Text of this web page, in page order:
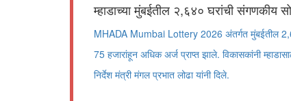
म्हाडाच्या मुंबईतील २,६४० घरांची संगणकीय
MHADA Mumbai Lottery 2026 अंतर्गत मुंबईतील
75 हजारांहून अधिक अर्ज प्राप्त झाले. विकासकांनी
निर्देश मंत्री मंगल प्रभात लोढा यांनी दिले.